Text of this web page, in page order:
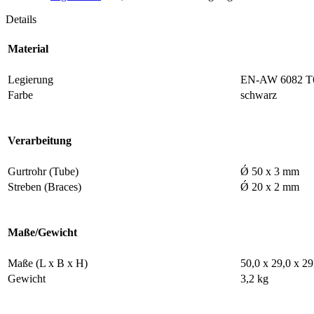
Details
Material
Legierung
EN-AW 6082
Farbe
schwarz
Verarbeitung
Gurtrohr (Tube)
Ǿ 50 x 3 mm
Streben (Braces)
Ǿ 20 x 2 mm
Maße/Gewicht
Maße (L x B x H)
50,0 x 29,0 x
Gewicht
3,2 kg